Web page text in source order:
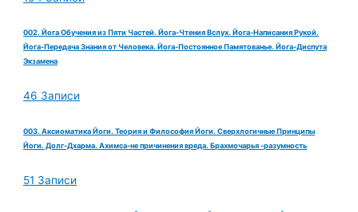
002. Йога Обучения из Пяти Частей. Йога-Чтения Вслух. Йога-Написания Рукой.
Йога-Передача Знания от Человека. Йога-Постоянное Памятованье. Йога-Диспута
Экзамена
46 Записи
003. Аксиоматика Йоги. Теория и Философия Йоги. Сверхлогичные Принципы
Йоги. Долг-Дхарма. Ахимса-не причинения вреда. Брахмочарья -разумность
51 Записи